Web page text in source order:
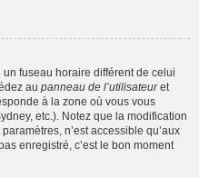
un fuseau horaire différent de celui
au panneau de l’utilisateuret
à la zone où vous vous
etc.). Notez que la modification
n’est accessible qu’aux
enregistré, c’est le bon moment